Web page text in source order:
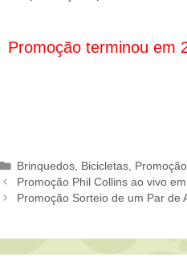
Promoção terminou em
Categorias
Brinquedos, Bicicletas Promoção
Promoção Phil Collins ao vivo
Promoção Sorteio de um Par de